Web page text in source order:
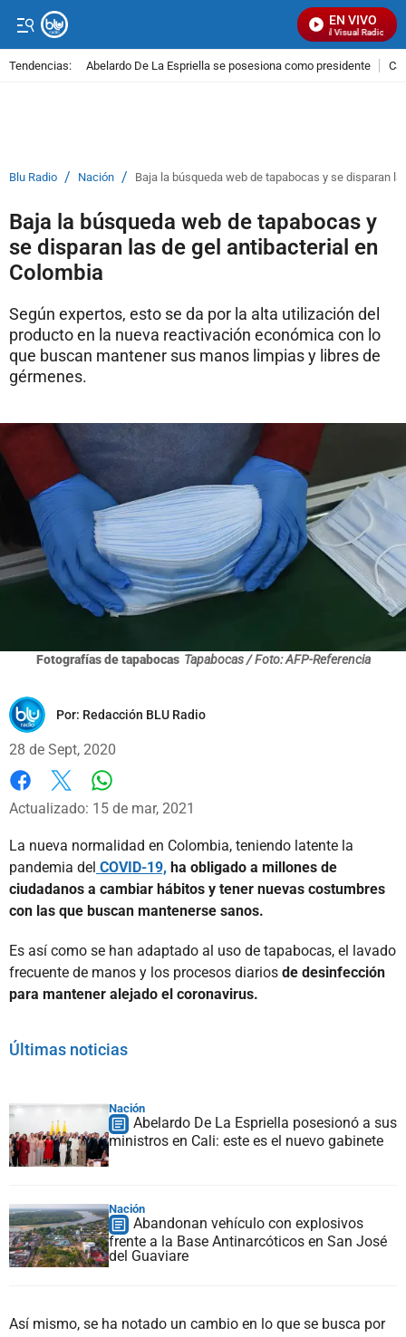
EN VIVO
Señal Visual Radio
Tendencias: Abelardo De La Espriella se posesiona como presidente
Blu Radio / Nación / Baja la búsqueda web de tapabocas y se disparan
Baja la búsqueda web de tapabocas y
se disparan las de gel antibacterial en
Colombia
Según expertos, esto se da por la alta utilización del
producto en la nueva reactivación económica con lo
que buscan mantener sus manos limpias y libres de
gérmenes.
Fotografías de tapabocas Tapabocas / Foto: AFP-Referencia
Por: Redacción BLU Radio
28 de Sept, 2020
Facebook
X
Actualizado: 15 de mar, 2021
La nueva normalidad en Colombia, teniendo latente la
pandemia del COVID-19, ha obligado a millones de
ciudadanos a cambiar hábitos y tener nuevas costumbres
con las que buscan mantenerse sanos.
Es así como se han adaptado al uso de tapabocas, el lavado
frecuente de manos y los procesos diarios de desinfección
para mantener alejado el coronavirus.
Últimas noticias
Nación
Abelardo De La Espriella posesionó a sus
ministros en Cali: este es el nuevo gabinete
Nación
Abandonan vehículo con explosivos
frente a la Base Antinarcóticos en San José
del Guaviare
Así mismo, se ha notado un cambio en lo que se busca por